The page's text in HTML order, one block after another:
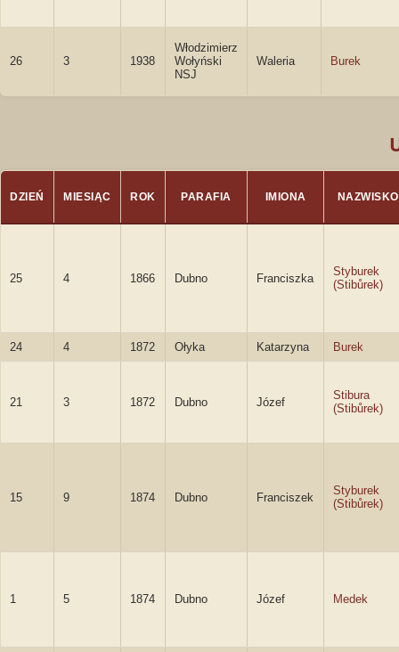
26 3 1938
Włodzimierz
Wołyński
NSJ
Waleria Burek
DZIEŃ MIESIĄC ROK PARAFIA IMIONA NAZWISKO
25 4 1866 Dubno Franciszka
Styburek
(Stibůrek)
24 4 1872 Ołyka Katarzyna Burek
21 3 1872 Dubno Józef
Stibura
(Stibůrek)
15 9 1874 Dubno Franciszek
Styburek
(Stibůrek)
1 5 1874 Dubno Józef Medek